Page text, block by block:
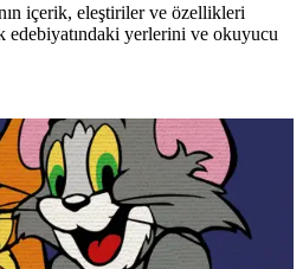
içerik, eleştiriler ve özellikleri
edebiyatındaki yerlerini ve okuyucu